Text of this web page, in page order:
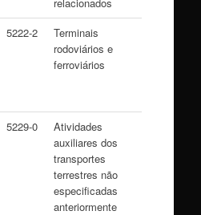
5222-2
Terminais
rodoviários e
ferroviários
5229-0
Atividades
auxiliares dos
transportes
terrestres não
especificadas
anteriormente